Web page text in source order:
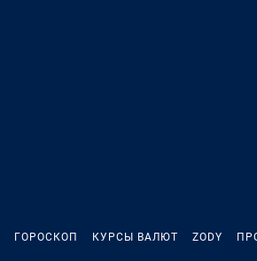
ГОРОСКОП КУРСЫ ВАЛЮТ ZODY